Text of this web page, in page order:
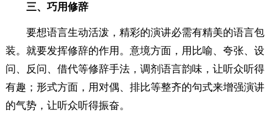
三、巧用修辞
要想语言生动活泼，精彩的演讲必需有精美的语言包
装。就要发挥修辞的作用。意境方面，用比喻、夸张、设
问、反问、借代等修辞手法，调剂语言韵味，让听众听得
有趣；形式方面，用对偶、排比等整齐的句式来增强演讲
的气势，让听众听得振奋。